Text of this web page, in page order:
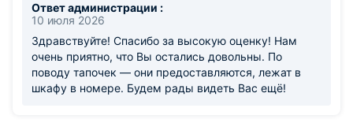
Ответ администрации :
10 июля 2026
Здравствуйте! Спасибо за высокую оценку! Нам
очень приятно, что Вы остались довольны. По
поводу тапочек — они предоставляются, лежат в
шкафу в номере. Будем рады видеть Вас ещё!